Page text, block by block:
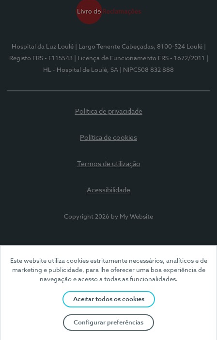
Este website utiliza cookies estritamente necessários, analíticos e de
marketing e publicidade, para lhe oferecer uma boa experiência de
navegação e acesso a todas as funcionalidades.
Aceitar todos os cookies
Configurar preferências
Hospital da Luz Loulé | Largo Tenente Cabeçadas, 8100-524 Loulé
Registo ERS - E115543
| Licença de Funcionamento ERS - 1672/2011
HL - Hospital de Loulé, SA
| NIPC508 832 888
Política de privacidade
Política de cookies
Termos de utilização
Acessibilidade
Copyright 2026 by My Website